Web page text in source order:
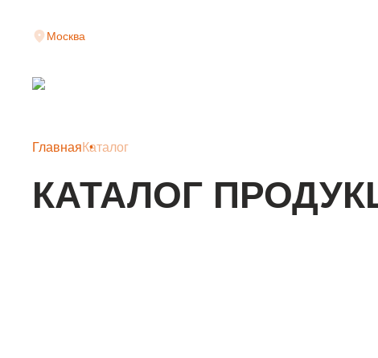
Москва
Главная Каталог
КАТАЛОГ